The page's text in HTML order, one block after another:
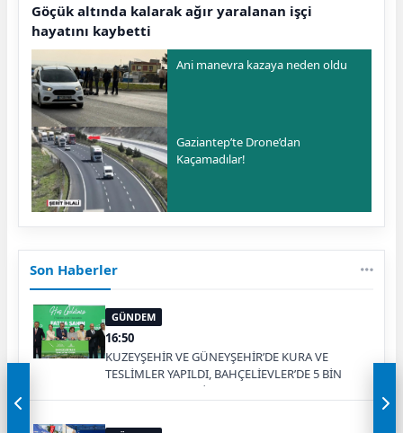
Göçük altında kalarak ağır yaralanan işçi
hayatını kaybetti
Ani manevra kazaya neden oldu
Gaziantep’te Drone’dan
Kaçamadılar!
Son Haberler
GÜNDEM
16:50
KUZEYŞEHİR VE GÜNEYŞEHİR’DE KURA VE
TESLİMLER YAPILDI, BAHÇELİEVLER’DE 5 BİN
KONUTUN TEMELİ ATILDI